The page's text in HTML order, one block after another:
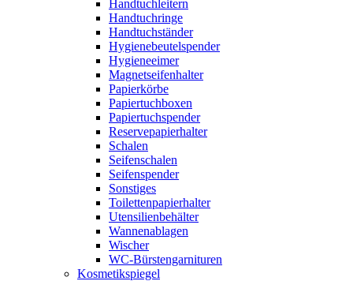
Handtuchleitern
Handtuchringe
Handtuchständer
Hygienebeutelspender
Hygieneeimer
Magnetseifenhalter
Papierkörbe
Papiertuchboxen
Papiertuchspender
Reservepapierhalter
Schalen
Seifenschalen
Seifenspender
Sonstiges
Toilettenpapierhalter
Utensilienbehälter
Wannenablagen
Wischer
WC-Bürstengarnituren
Kosmetikspiegel